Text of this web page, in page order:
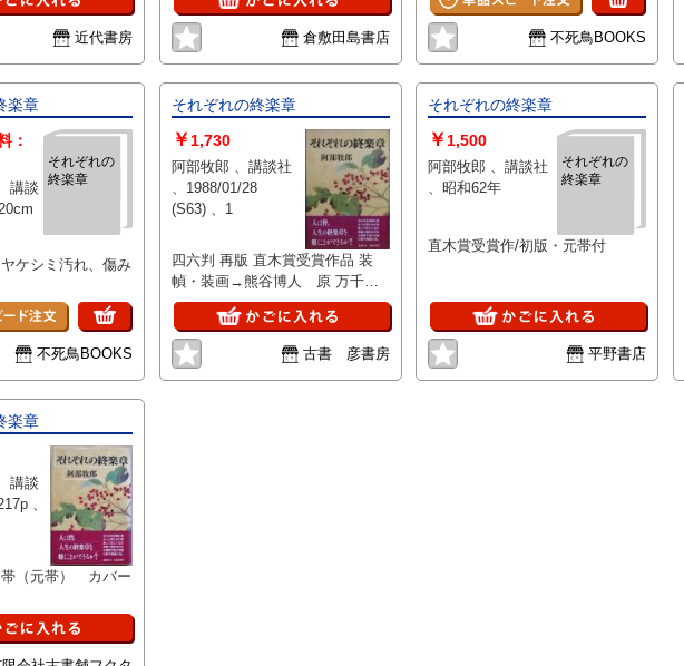
近代書房 倉敷田島書店 不死鳥BOOKS
楽章
それぞれの
終楽章
：
217p 、20cm
ケシミ汚れ、傷み
不死鳥BOOKS
それぞれの終楽章
￥ 1,730
阿部牧郎 、講談社
、1988/01/28
(S63) 、1
四六判 再版 直木賞受賞作品 装
幀・装画→熊谷博人 原 万千子
217頁 カバ- 帯 保存良
古書 彦書房
それぞれの終楽章
それぞれの
終楽章
￥ 1,500
阿部牧郎 、講談社
、昭和62年
直木賞受賞作/初版・元帯付
平野書店
楽章
（元帯） カバー